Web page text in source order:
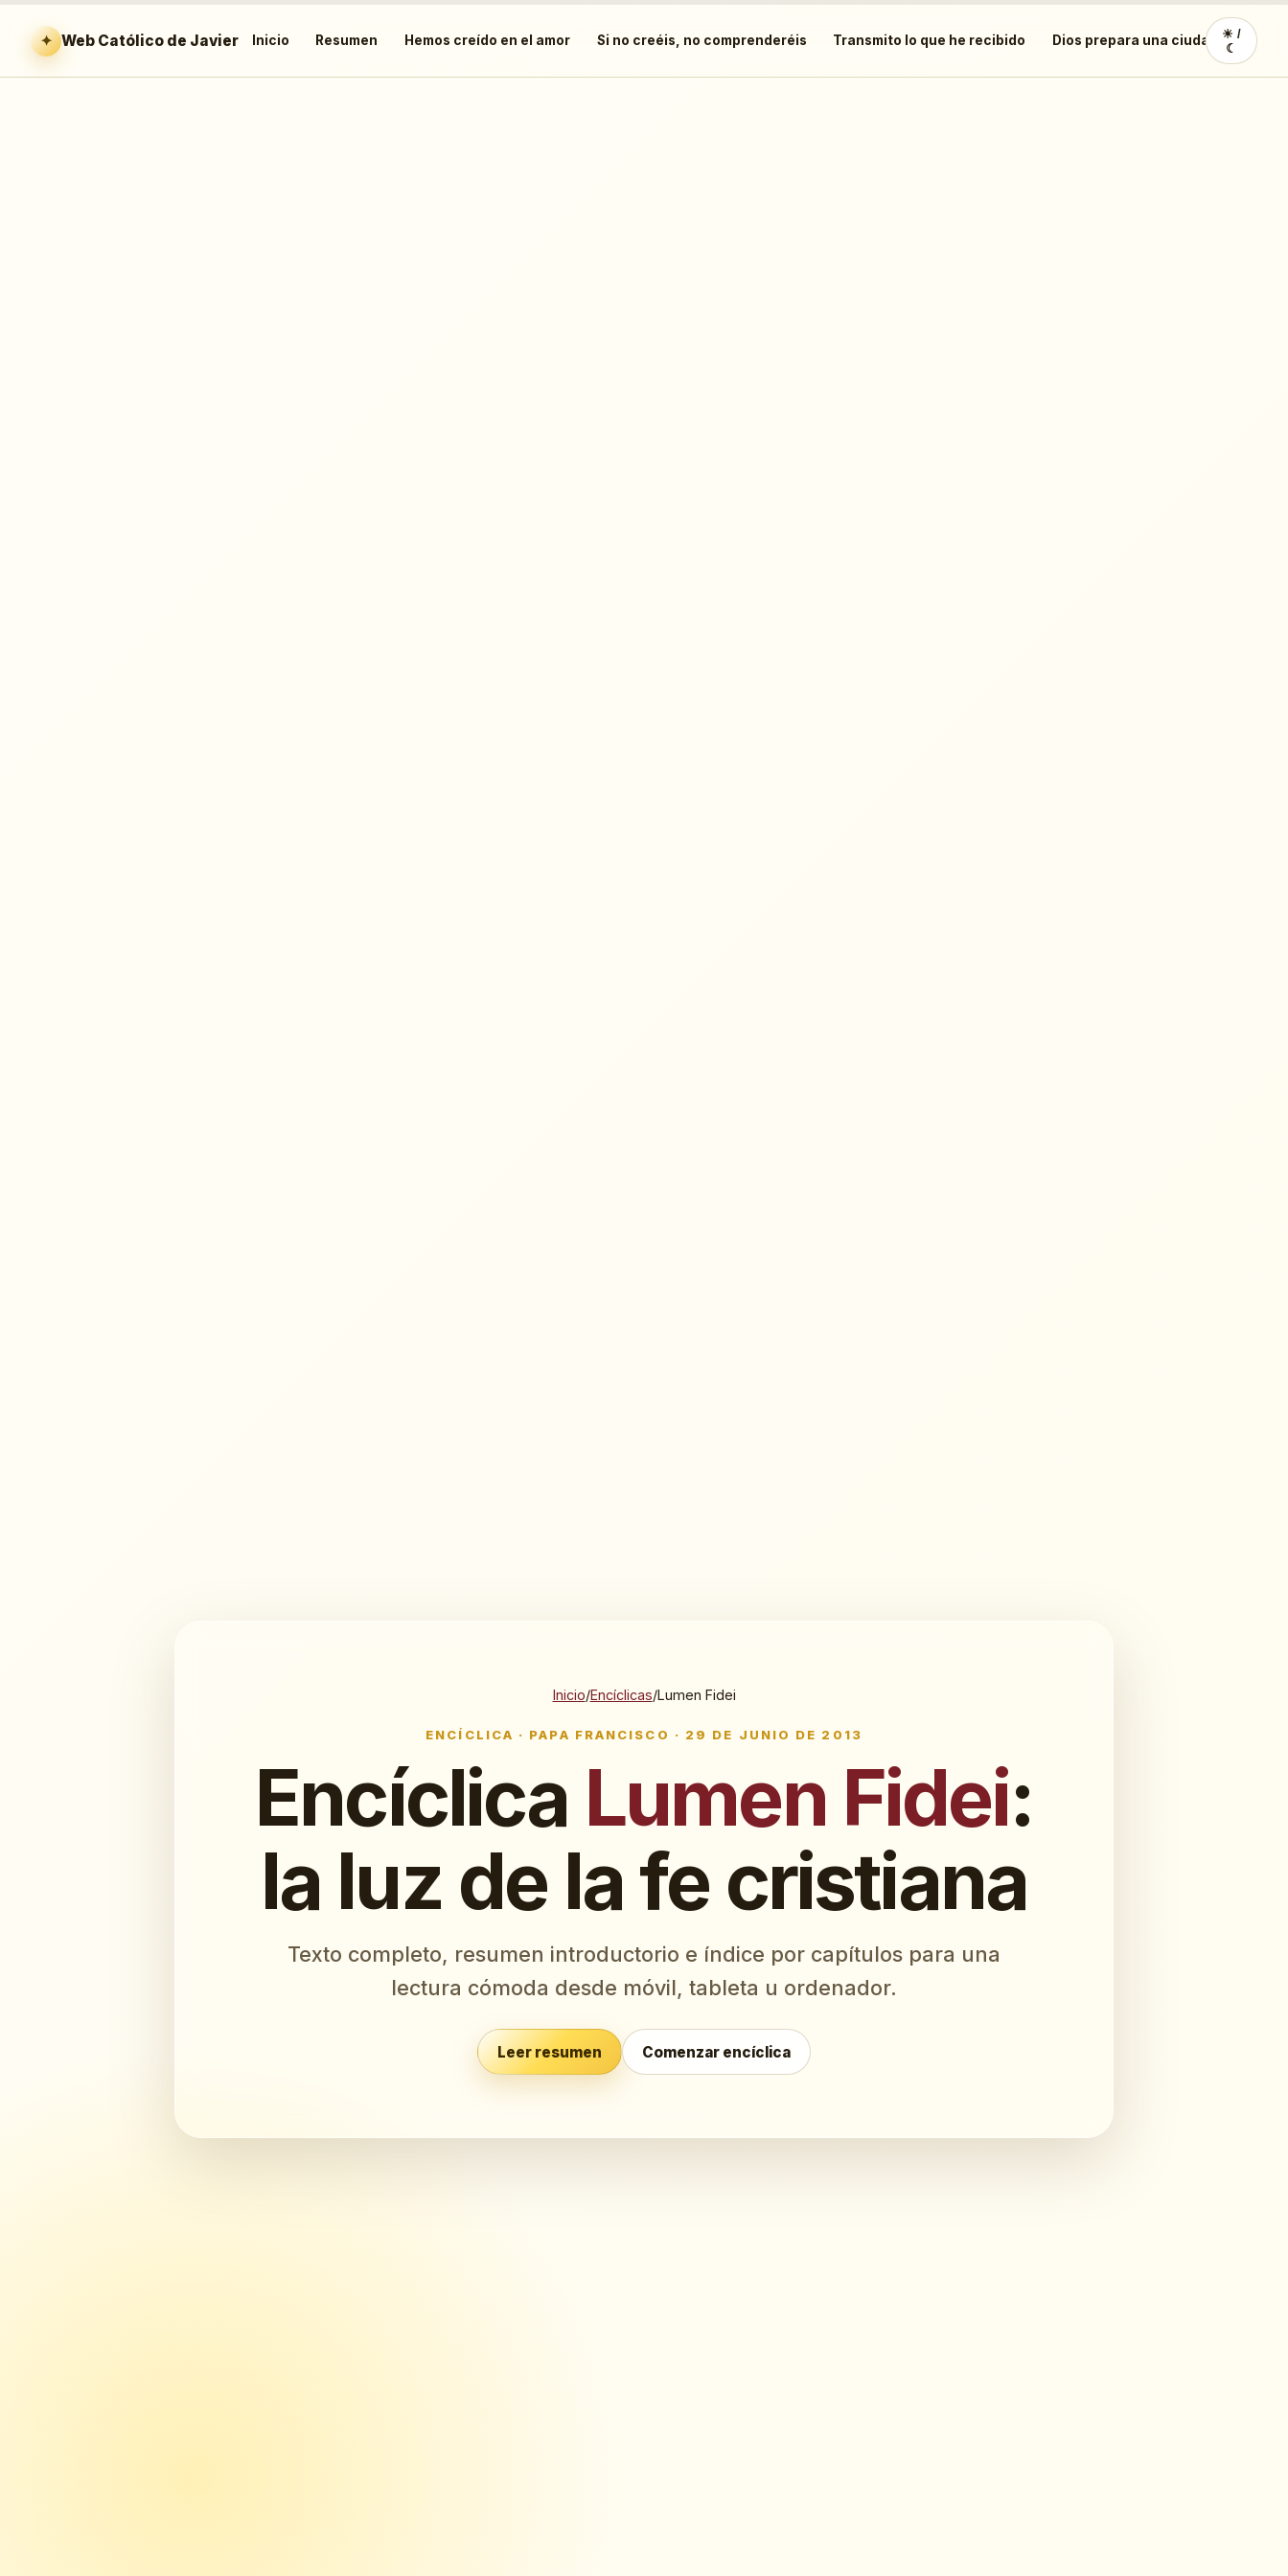
✦ Web Católico de Javier Inicio Resumen Hemos creído en el amor Si no creéis, no comprenderéis Transmito lo que he recibido Dios prepara una ciudad
☀︎ /
☾
Inicio/Encíclicas/Lumen Fidei
ENCÍCLICA · PAPA FRANCISCO · 29 DE JUNIO DE 2013
Encíclica Lumen Fidei:
la luz de la fe cristiana
Texto completo, resumen introductorio e índice por capítulos para una
lectura cómoda desde móvil, tableta u ordenador.
Leer resumen Comenzar encíclica